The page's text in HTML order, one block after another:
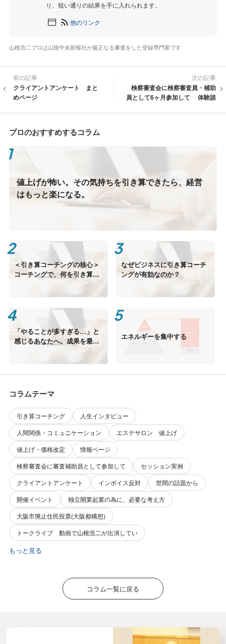
り、狙い通りの結果を手に入れられます。
他のリンク
山根浩二プロは山陰中央新報社が厳正なる審査をした登録専門家です
前の記事
クライアントアンケート まと
めページ
次の記事
検察審査会に検察審査員・補助
員として6ヶ月参加して 体験談
プロのおすすめするコラム
値上げが怖い。その気持ちを引き算できたら、経営
はもっと楽になる。
＜引き算コーチングの核心＞
コーチングで、何を引き算す
なぜビジネスに引き算コーチ
ングが有効なのか？
「やることが多すぎる…」と
感じるあなたへ。成果を最大
化する「引き算」の思考法
エネルギーを集中する
コラムテーマ
引き算コーチング
人生インタビュー
人間関係・コミュニケーション
エステサロン 値上げ
値上げ・価格改定
情報ページ
検察審査会に審査補助員として参加して
セッション実例
クライアントアンケート
インボイス反対
世間の話題から
開催イベント
独立開業起業の為に、必要な考え方
大阪市廃止住民投票(大阪都構想)
トークライブ 動画で山根浩二が出演してい
もっと見る
コラム一覧に戻る